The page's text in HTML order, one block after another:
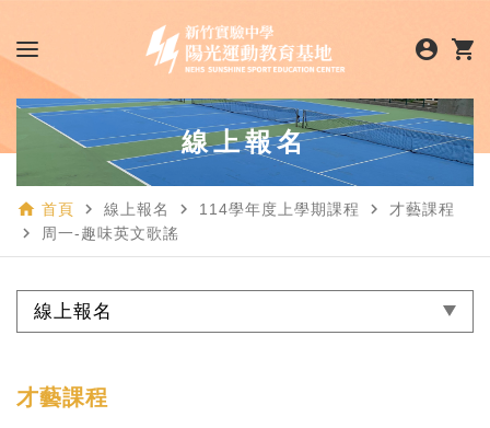
account_circle shopping_cart
線上報名
home 首頁 navigate_next 線上報名 navigate_next 114學年度上學期課程 navigate_next 才藝課程
navigate_next 周一-趣味英文歌謠
線上報名
才藝課程